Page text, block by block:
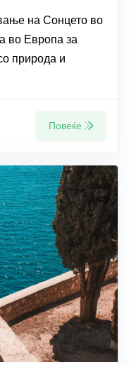
на Сонцето во
во Европа за
природа и
Повеќе